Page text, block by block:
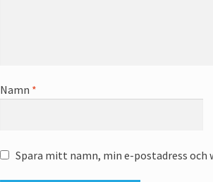
Namn *
Spara mitt namn, min e-postadress